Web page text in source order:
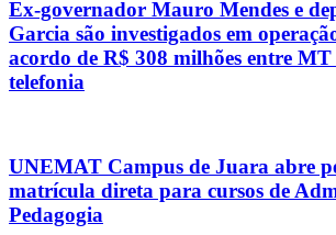
Ex-governador Mauro Mendes e
Garcia são investigados em
acordo de R$ 308 milhões entre MT
telefonia
UNEMAT Campus de Juara abre
matrícula direta para cursos de
Pedagogia